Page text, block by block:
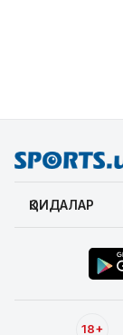
ҚОИДАЛАР
18+